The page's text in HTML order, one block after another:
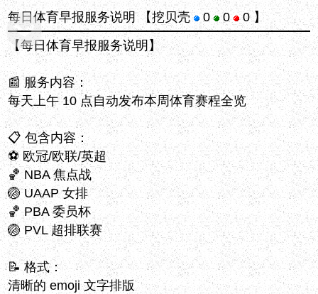
每日体育早报服务说明 【挖贝壳 0 0 0 】
【每日体育早报服务说明】
📰 服务内容：
每天上午 10 点自动发布本周体育赛程全览
📋 包含内容：
⚽ 欧冠/欧联/英超
🏀 NBA 焦点战
🏐 UAAP 女排
🏀 PBA 委员杯
🏐 PVL 超排联赛
📝 格式：
清晰的 emoji 文字排版